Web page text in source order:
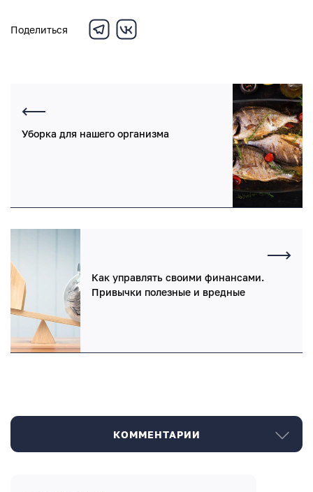
Поделиться
Уборка для нашего организма
Как управлять своими финансами.
Привычки полезные и вредные
КОММЕНТАРИИ